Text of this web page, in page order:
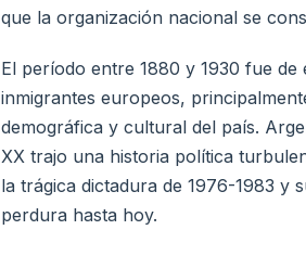
que la organización nacional se
El período entre 1880 y 1930 fue
inmigrantes europeos,
demográfica y cultural del país.
XX trajo una historia política
la trágica dictadura de 1976-1983 y
perdura hasta hoy.